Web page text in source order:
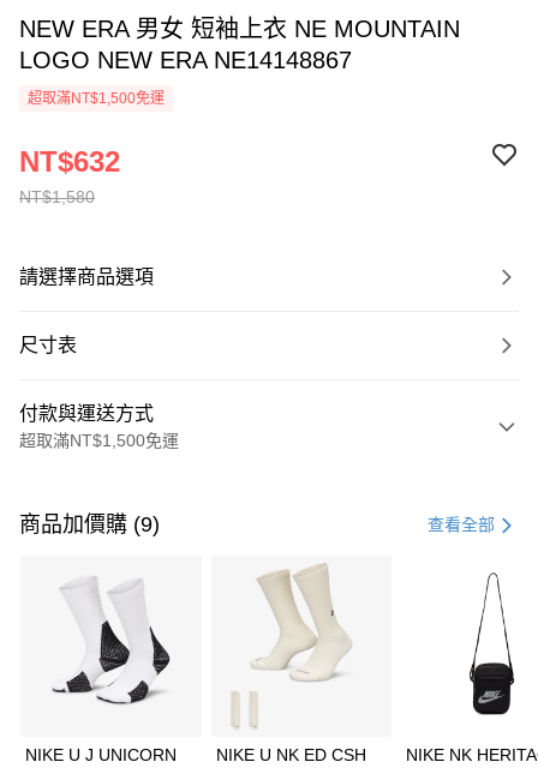
NEW ERA 男女 短袖上衣 NE MOUNTAIN
LOGO NEW ERA NE14148867
超取滿NT$1,500免運
NT$1,580
NT$632
請選擇商品選項
尺寸表
付款與運送方式
超取滿NT$1,500免運
信用卡一次付款
3 期 0 利率 每期 21家銀行
合作金庫商業銀行
第一商業銀行
華南商業銀行
彰化商業銀行
上海商業儲蓄銀行
Apple Pay
商品加價購 (9) 查看全部
NIKE U J UNICORN
NIKE U NK ED CSH
NIKE NK